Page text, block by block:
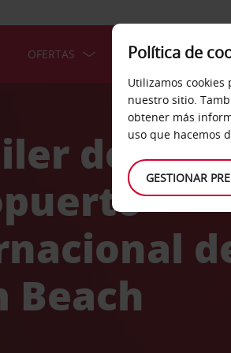
OFERTAS COCHES
de
Beach
Política de
Utilizamos
nuestro sitio.
obtener más
uso que hacemos
GESTIONAR